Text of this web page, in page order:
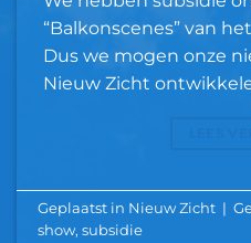
“Balkonscenes” van
Dus we mogen onze
Nieuw Zicht
Geplaatst in Nieuw Zicht |
show,subsidie